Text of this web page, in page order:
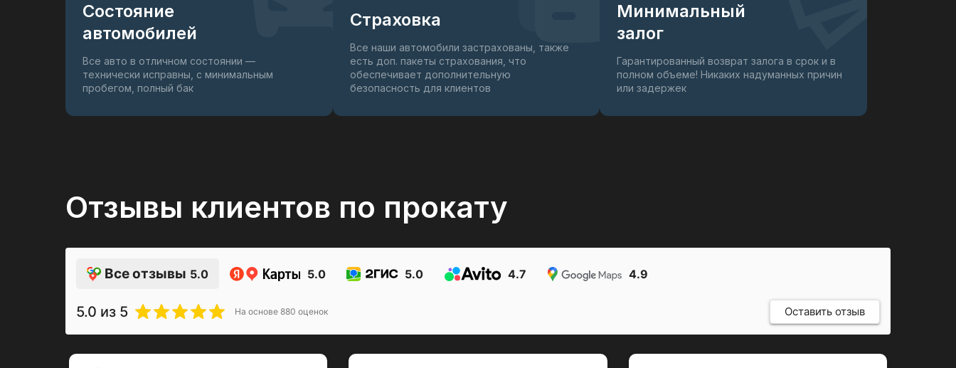
Состояние
автомобилей
Все авто в отличном состоянии —
технически исправны, с минимальным
пробегом, полный бак
Страховка
Все наши автомобили застрахованы, также
есть доп. пакеты страхования, что
обеспечивает дополнительную
безопасность для клиентов
Минимальный
залог
Гарантированный возврат залога в срок и в
полном объеме! Никаких надуманных причин
или задержек
Отзывы клиентов по прокату
Все отзывы 5.0 5.0 5.0 4.7 4.9
5.0 из 5 На основе 880 оценок Оставить отзыв